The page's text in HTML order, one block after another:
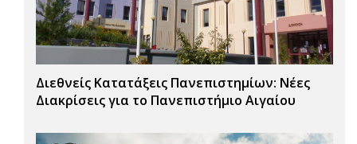
Διεθνείς Κατατάξεις Πανεπιστημίων: Νέες
Διακρίσεις για το Πανεπιστήμιο Αιγαίου